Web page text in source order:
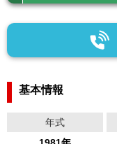
基本情報
年式